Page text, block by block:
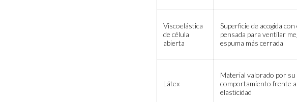
Viscoelástica
de célula
abierta
Superficie de acogida
pensada para ventilar
espuma más cerrada
Látex
Material valorado por su
comportamiento frente
elasticidad